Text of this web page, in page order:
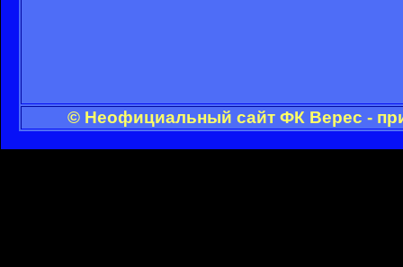
© Неофициальный сайт ФК Верес -